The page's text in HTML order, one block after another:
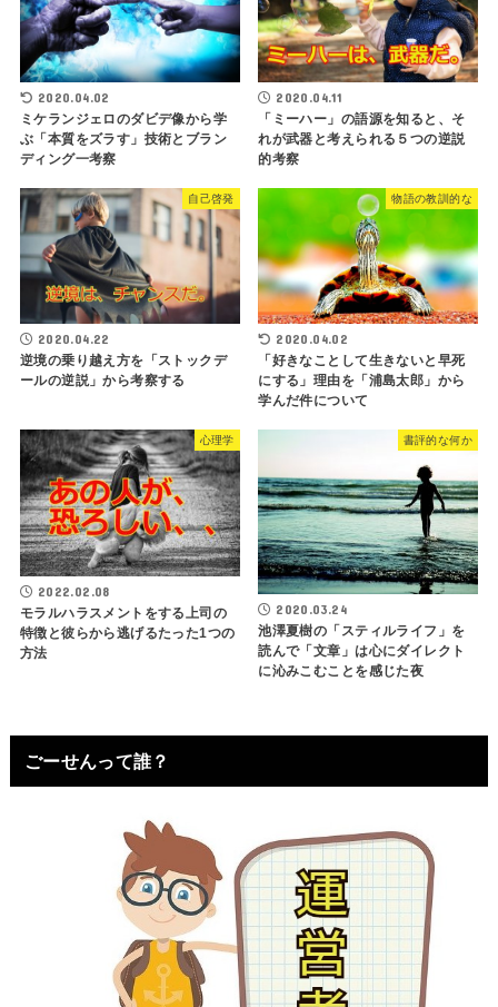
2020.04.02
ミケランジェロのダビデ像から学
ぶ「本質をズラす」技術とブラン
ディング一考察
2020.04.11
「ミーハー」の語源を知ると、そ
れが武器と考えられる５つの逆説
的考察
自己啓発
2020.04.22
逆境の乗り越え方を「ストックデ
ールの逆説」から考察する
物語の教訓的な
2020.04.02
「好きなことして生きないと早死
にする」理由を「浦島太郎」から
学んだ件について
心理学
2022.02.08
モラルハラスメントをする上司の
特徴と彼らから逃げるたった1つの
方法
書評的な何か
2020.03.24
池澤夏樹の「スティルライフ」を
読んで「文章」は心にダイレクト
に沁みこむことを感じた夜
ごーせんって誰？